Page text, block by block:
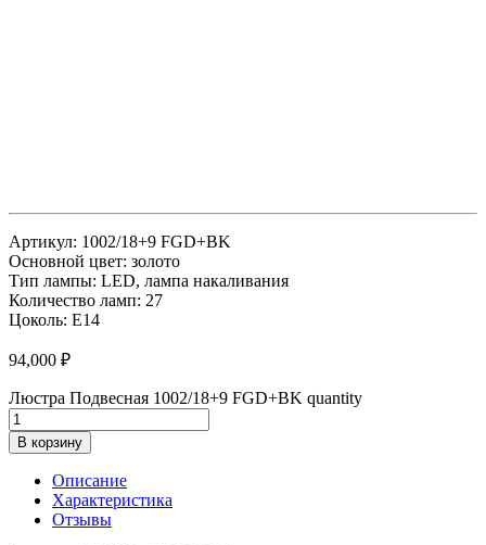
Артикул: 1002/18+9 FGD+BK
Основной цвет: золото
Тип лампы: LED, лампа накаливания
Количество ламп: 27
Цоколь: Е14
94,000 ₽
Люстра Подвесная 1002/18+9 FGD+BK quantity
В корзину
Описание
Характеристика
Отзывы